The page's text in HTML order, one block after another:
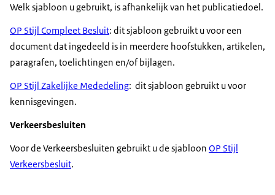
Welk sjabloon u gebruikt, is afhankelijk van het publicatiedoel.
OP Stijl Compleet Besluit: dit sjabloon gebruikt u voor een
document dat ingedeeld is in meerdere hoofstukken, artikelen,
paragrafen, toelichtingen en/of bijlagen.
OP Stijl Zakelijke Mededeling: dit sjabloon gebruikt u voor
kennisgevingen.
Verkeersbesluiten
Voor de Verkeersbesluiten gebruikt u de sjabloon OP Stijl
Verkeersbesluit.